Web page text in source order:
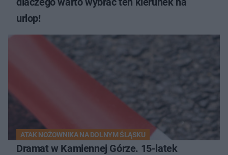
urlop!
ATAK NOŻOWNIKA NA DOLNYM ŚLĄSKU
Dramat w Kamiennej Górze. 15-latek